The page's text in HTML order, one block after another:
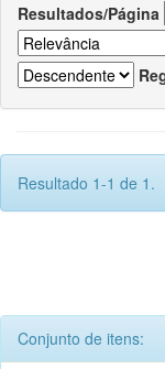
Resultados/Página
Resultado 1-1 de 1.
Conjunto de itens: